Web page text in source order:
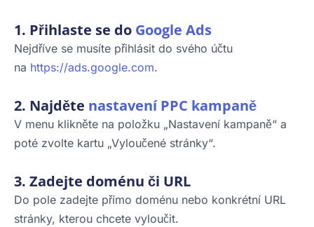
1. Přihlaste se do Google Ads
Nejdříve se musíte přihlásit do svého účtu
na https://ads.google.com.
2. Najděte nastavení PPC kampaně
V menu klikněte na položku „Nastavení kampaně“ a
poté zvolte kartu „Vyloučené stránky“.
3. Zadejte doménu či URL
Do pole zadejte přímo doménu nebo konkrétní URL
stránky, kterou chcete vyloučit.